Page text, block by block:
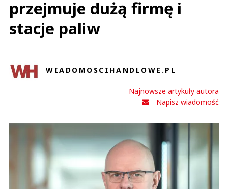
przejmuje dużą firmę i
stacje paliw
WIADOMOSCIHANDLOWE.PL
Najnowsze artykuły autora
Napisz wiadomość